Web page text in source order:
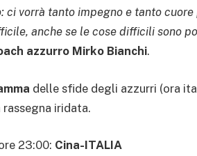
ci vorrà tanto impegno e tanto
anche se le cose difficili sono
azzurro Mirko Bianchi.
delle sfide degli azzurri (ora
iridata.
23:00: Cina-ITALIA